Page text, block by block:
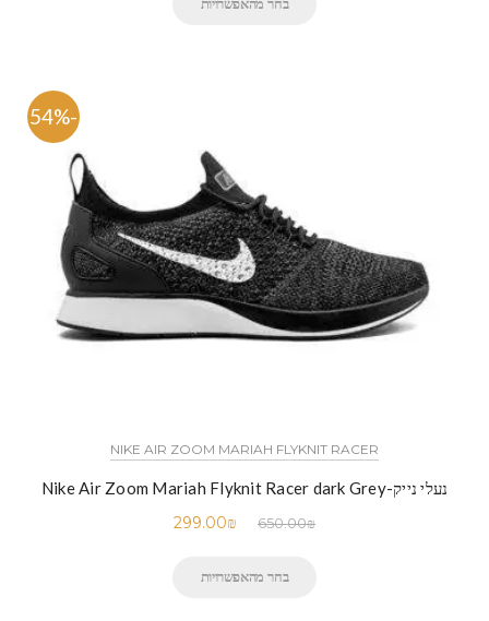
-54%
NIKE AIR ZOOM MARIAH FLYKNIT RACER
נעלי נייק-Nike Air Zoom Mariah Flyknit Racer dark Grey
650.00₪
299.00₪
בחר מהאפשרויות